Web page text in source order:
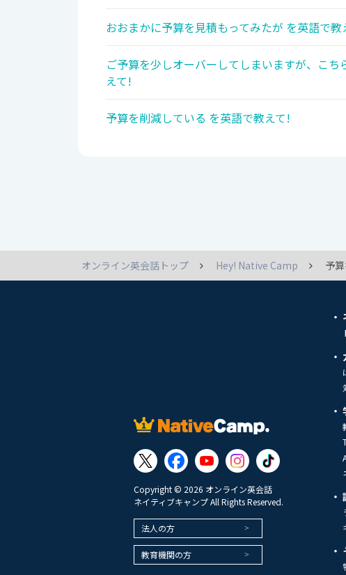
おおまかに予算を見積もってみたが を英語で教
ご予算を少しオーバーしてしまいますが、こ
えて!
予算を削減している を英語で教えて!
オンライン英会話トップ Hey! Native Camp 予
Copyright © 2026 オンライン英会話
ネイティブキャンプ All Rights Reserved.
法人の方
教育機関の方